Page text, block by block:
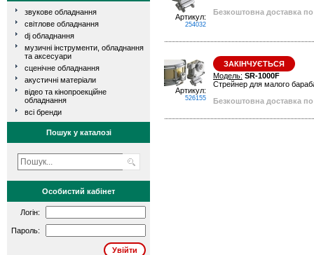
звукове обладнання
світлове обладнання
dj обладнання
музичні інструменти, обладнання
та аксесуари
сценічне обладнання
акустичні матеріали
відео та кінопроекційне
обладнання
всі бренди
Пошук у каталозі
Особистий кабінет
Логін:
Пароль:
Артикул:
254032
Безкоштовна доставка по
Артикул:
526155
ЗАКІНЧУЄТЬСЯ
Модель: SR-1000F
Стрейнер для малого
Безкоштовна доставка по